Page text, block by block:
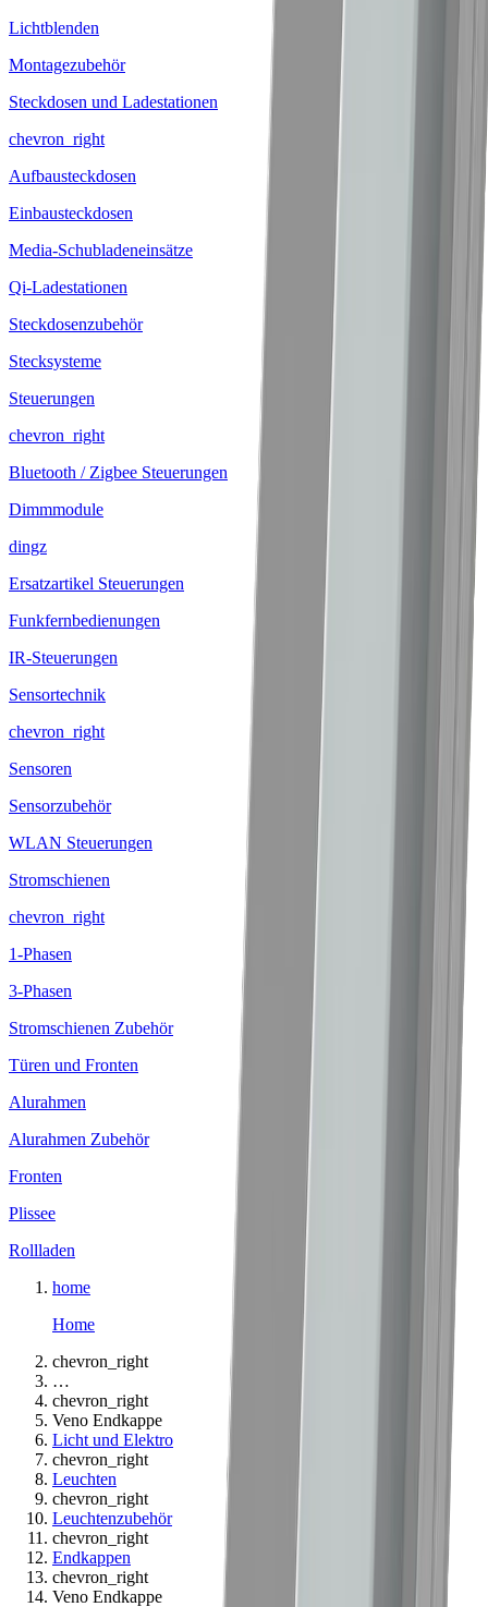
Lichtblenden
Montagezubehör
Steckdosen und Ladestationen
chevron_right
Aufbausteckdosen
Einbausteckdosen
Media-Schubladeneinsätze
Qi-Ladestationen
Steckdosenzubehör
Stecksysteme
Steuerungen
chevron_right
Bluetooth / Zigbee Steuerungen
Dimmmodule
dingz
Ersatzartikel Steuerungen
Funkfernbedienungen
IR-Steuerungen
Sensortechnik
chevron_right
Sensoren
Sensorzubehör
WLAN Steuerungen
Stromschienen
chevron_right
1-Phasen
3-Phasen
Stromschienen Zubehör
Türen und Fronten
Alurahmen
Alurahmen Zubehör
Fronten
Plissee
Rollladen
home
Home
chevron_right
…
chevron_right
Veno Endkappe
Licht und Elektro
chevron_right
Leuchten
chevron_right
Leuchtenzubehör
chevron_right
Endkappen
chevron_right
Veno Endkappe